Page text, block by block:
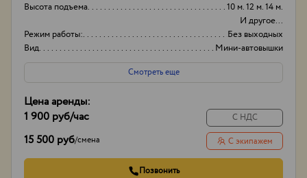
Высота подъема
10 м. 12 м. 14 м.
И другое...
Режим работы:
Без выходных
Вид
Мини-автовышки
Высота вышки
24
Смотреть еще
Цена аренды:
1 900 руб/час
15 500 руб/смена
С НДС
С экипажем
Позвонить